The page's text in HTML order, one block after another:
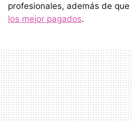
profesionales, además de
los mejor pagados.